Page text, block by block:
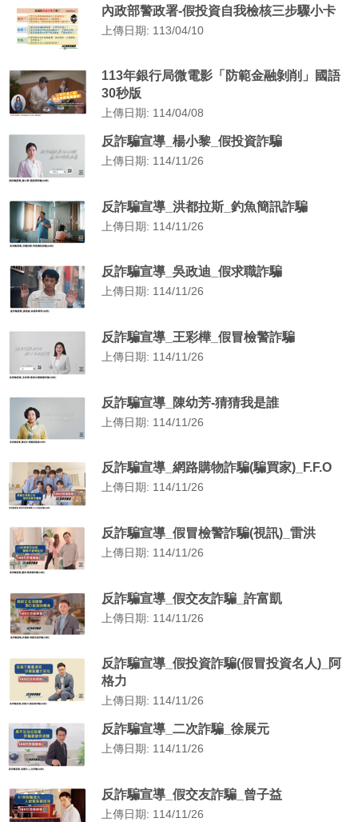
內政部警政署-假投資自我檢核三步驟小卡
上傳日期: 113/04/10
113年銀行局微電影「防範金融剝削」國語
30秒版
上傳日期: 114/04/08
反詐騙宣導_楊小黎_假投資詐騙
上傳日期: 114/11/26
反詐騙宣導_洪都拉斯_釣魚簡訊詐騙
上傳日期: 114/11/26
反詐騙宣導_吳政迪_假求職詐騙
上傳日期: 114/11/26
反詐騙宣導_王彩樺_假冒檢警詐騙
上傳日期: 114/11/26
反詐騙宣導_陳幼芳-猜猜我是誰
上傳日期: 114/11/26
反詐騙宣導_網路購物詐騙(騙買家)_F.F.O
上傳日期: 114/11/26
反詐騙宣導_假冒檢警詐騙(視訊)_雷洪
上傳日期: 114/11/26
反詐騙宣導_假交友詐騙_許富凱
上傳日期: 114/11/26
反詐騙宣導_假投資詐騙(假冒投資名人)_阿
格力
上傳日期: 114/11/26
反詐騙宣導_二次詐騙_徐展元
上傳日期: 114/11/26
反詐騙宣導_假交友詐騙_曾子益
上傳日期: 114/11/26